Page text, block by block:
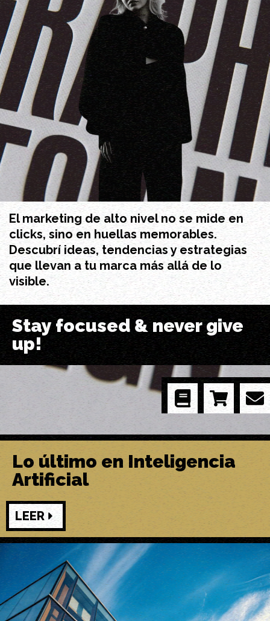
El marketing de alto nivel no se mide en
clicks, sino en huellas memorables.
Descubrí ideas, tendencias y estrategias
que llevan a tu marca más allá de lo
visible.
Stay focused & never give
up!
Lo último en Inteligencia
Artificial
LEER